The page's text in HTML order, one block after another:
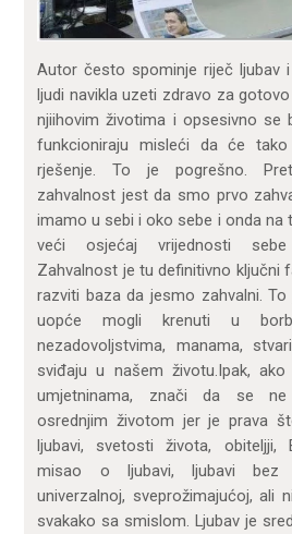
Autor često spominje riječ ljubav
ljudi navikla uzeti zdravo za
njiihovim životima i opsesivno se
funkcioniraju misleći da će
rješenje. To je pogrešno.
zahvalnost jest da smo prvo
imamo u sebi i oko sebe i onda na
veći osjećaj vrijednosti
Zahvalnost je tu definitivno ključni
razviti baza da jesmo zahvalni.
uopće mogli krenuti u
nezadovoljstvima, manama,
sviđaju u našem životu.Ipak,
umjetninama, znači da se ne
osrednjim životom jer je prava
ljubavi, svetosti života, obiteljji,
misao o ljubavi, ljubavi bez
univerzalnoj, sveprožimajućoj, ali
svakako sa smislom. Ljubav je